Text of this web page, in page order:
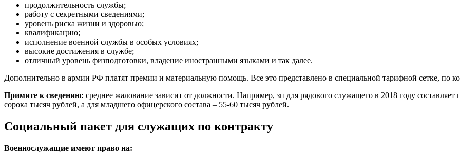
продолжительность службы;
работу с секретными сведениями;
уровень риска жизни и здоровью;
квалификацию;
исполнение военной службы в особых условиях;
высокие достижения в службе;
отличный уровень физподготовки, владение иностранными языками и так далее.
Дополнительно в армии РФ платят премии и материальную помощь. Все это представлено в специальной тарифной сетке, по
Примите к сведению: среднее жалование зависит от должности. Например, зп для рядового служащего в 2018 году
сорока тысяч рублей, а для младшего офицерского состава – 55-60 тысяч рублей.
Социальный пакет для служащих по контракту
Военнослужащие имеют право на: